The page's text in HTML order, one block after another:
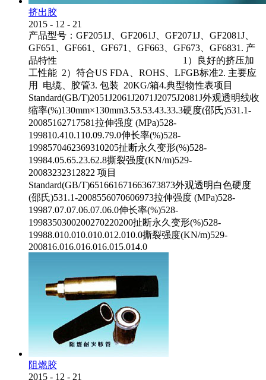
挤出胶
2015 - 12 - 21
产品型号：GF2051J、GF2061J、GF2071J、GF2081J、
GF651、GF661、GF671、GF663、GF673、GF6831. 产
品特性 1）良好的挤压加
工性能 2）符合US FDA、ROHS、LFGB标准2. 主要应
用 电缆、胶管3. 包装 20KG/箱4.典型物性表项目
Standard(GB/T)2051J2061J2071J2075J2081J外观透明线收
缩率(%)130mm×130mm3.53.53.43.33.3硬度(邵氏)531.1-
20085162717581拉伸强度 (MPa)528-
199810.410.110.09.79.0伸长率(%)528-
1998570462369310205扯断永久变形(%)528-
19984.05.65.23.62.8撕裂强度(KN/m)529-
20083232312822 项目
Standard(GB/T)651661671663673873外观透明白色硬度
(邵氏)531.1-2008556070606973拉伸强度 (MPa)528-
19987.07.07.06.07.06.0伸长率(%)528-
1998350300200270220200扯断永久变形(%)528-
19988.010.010.010.012.010.0撕裂强度(KN/m)529-
200816.016.016.016.015.014.0
阻燃胶
2015 - 12 - 21